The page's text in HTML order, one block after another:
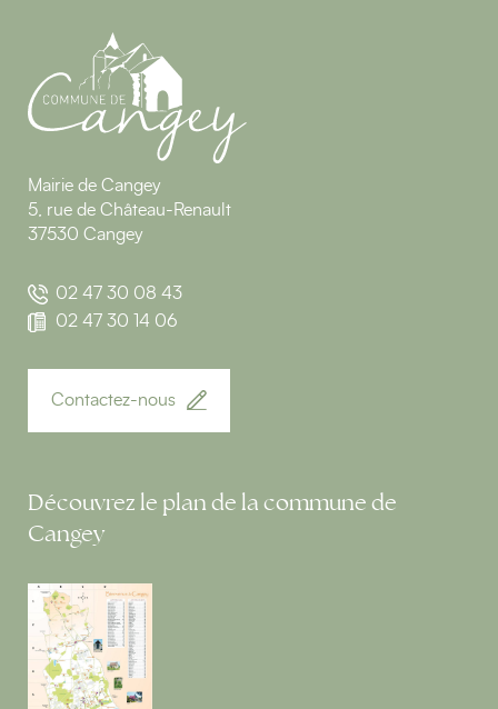
Mairie de Cangey
5, rue de Château-Renault
37530 Cangey
02 47 30 08 43
02 47 30 14 06
Contactez-nous
Découvrez le plan de la commune de
Cangey